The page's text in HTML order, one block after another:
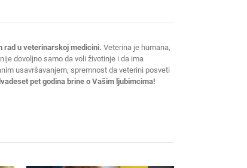
rad u veterinarskoj medicini. Veterina je humana,
dovoljno samo da voli životinje i da ima
usavršavanjem, spremnost da veterini posveti
pet godina brine o Vašim ljubimcima!